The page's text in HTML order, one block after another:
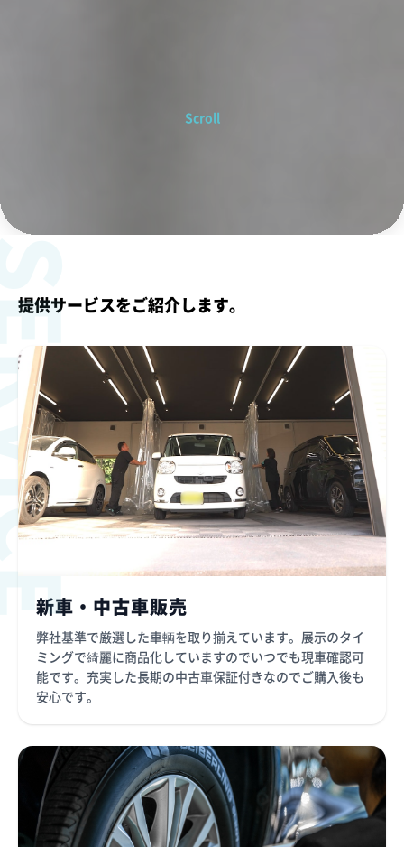
Scroll
提供サービスをご紹介します。
新車・中古車販売
弊社基準で厳選した車輌を取り揃えています。展示のタイ
ミングで綺麗に商品化していますのでいつでも現車確認可
能です。充実した長期の中古車保証付きなのでご購入後も
安心です。